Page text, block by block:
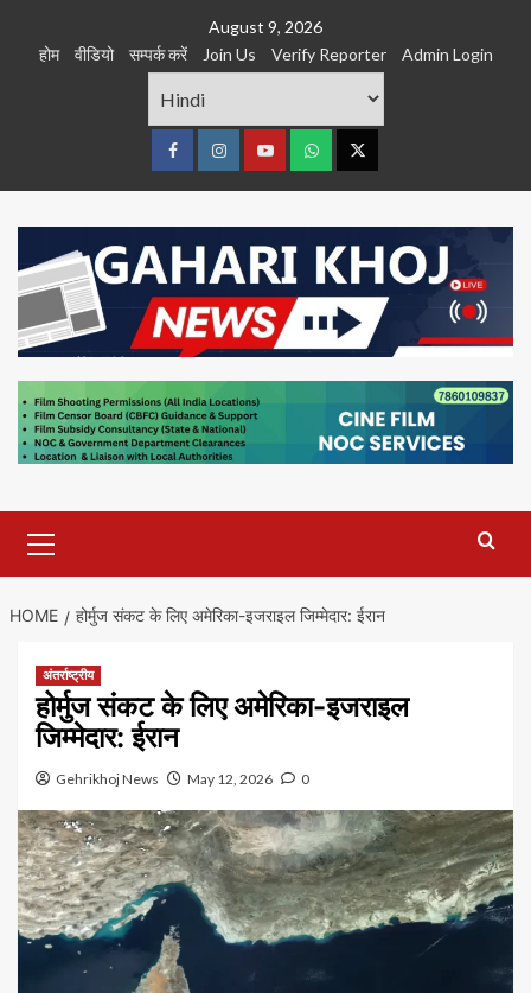
August 9, 2026
होम
वीडियो सम्पर्क करें Join Us Verify Reporter Admin Login
FacebookInstagramyoutubeWhatsTwitter
Menu
HOME होर्मुज संकट के लिए अमेरिका-इजराइल जिम्मेदार: ईरान
अंतर्राष्ट्रीय
होर्मुज संकट के लिए अमेरिका-इजराइल
जिम्मेदार: ईरान
Gehrikhoj News May 12, 2026 0